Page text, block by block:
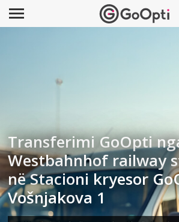
Transferimi GoOpti
Westbahnhof railway
në Stacioni kryesor
Vošnjakova 1